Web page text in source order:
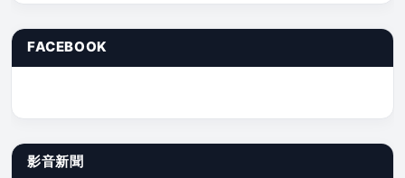
FACEBOOK
影音新聞